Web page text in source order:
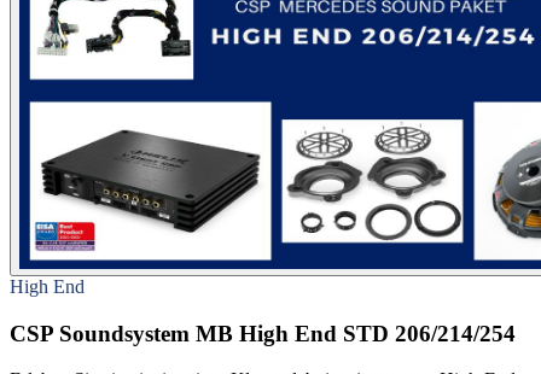
High End
CSP Soundsystem MB High End STD 206/214/254